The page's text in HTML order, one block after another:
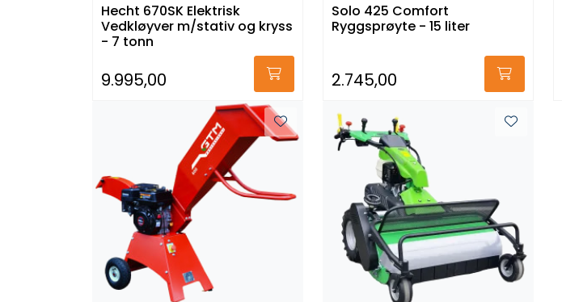
Hecht 670SK Elektrisk
Vedkløyver m/stativ og kryss
- 7 tonn
9.995,00
Solo 425 Comfort
Ryggsprøyte - 15 liter
2.745,00